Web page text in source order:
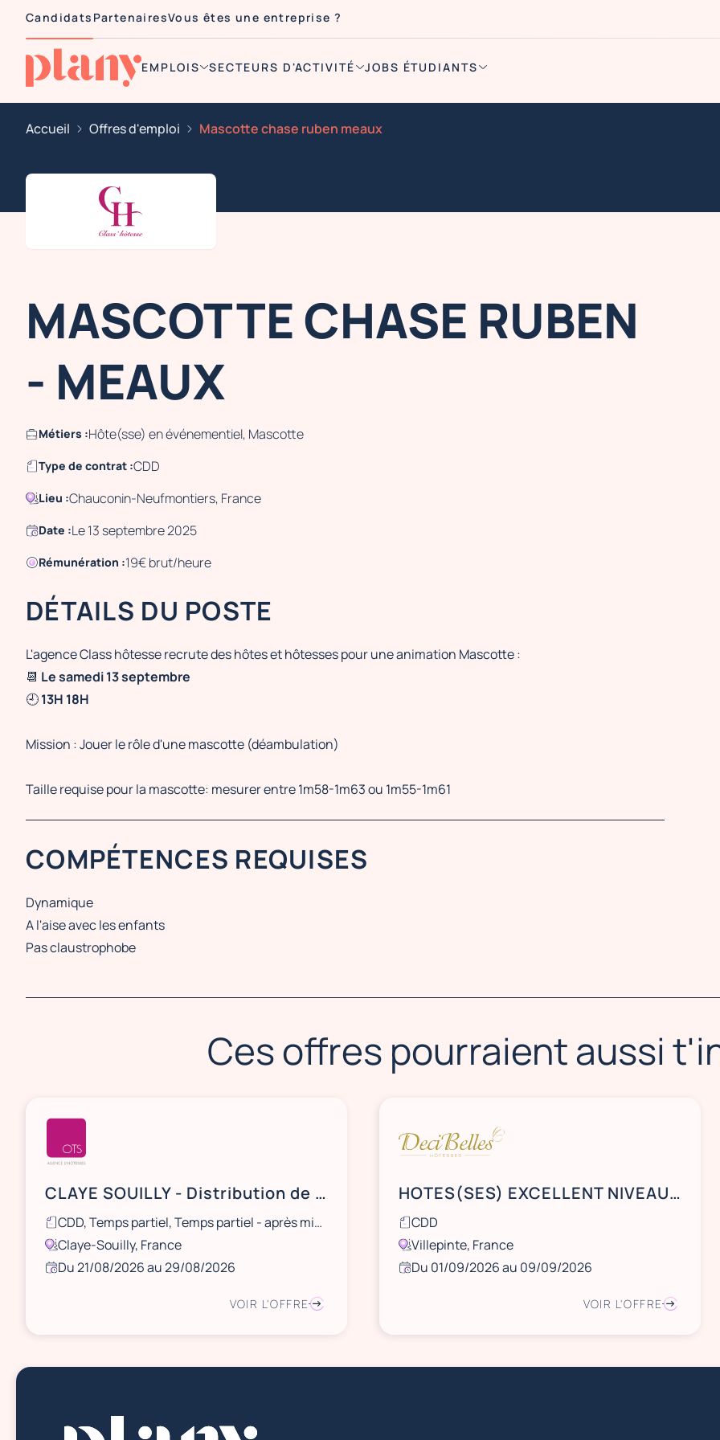
Candidats PartenairesVous êtes une entreprise ?
EMPLOIS SECTEURS D'ACTIVITÉ JOBS ÉTUDIANTS
Accueil Offres d'emploi Mascotte chase ruben meaux
MASCOTTE CHASE RUBEN
- MEAUX
Métiers :Hôte(sse) en événementiel, Mascotte
Type de contrat :CDD
Lieu :Chauconin-Neufmontiers, France
Date :Le 13 septembre 2025
Rémunération :19€ brut/heure
DÉTAILS DU POSTE
L'agence Class hôtesse recrute des hôtes et hôtesses pour une animation Mascotte :
📆 Le samedi 13 septembre
🕘13H 18H
Mission : Jouer le rôle d'une mascotte (déambulation)
Taille requise pour la mascotte: mesurer entre 1m58-1m63 ou 1m55-1m61
COMPÉTENCES REQUISES
Dynamique
A l'aise avec les enfants
Pas claustrophobe
Ces offres pourraient aussi
CLAYE SOUILLY - Distribution de flyers NOCIBÉ - 21 et 22 août / 28 et 29 août
CDD, Temps partiel, Temps partiel - après midi, Ponctuel
Claye-Souilly, France
Du 21/08/2026 au 29/08/2026
VOIR L'OFFRE
HOTES(SES) EXCELLENT NIVEAU D' ANGLAIS DU 1er AU 9 SEPTEMBRE A VILLEPINTE A PARTIR DE 6H DU MATIN
CDD
Villepinte, France
Du 01/09/2026 au 09/09/2026
VOIR L'OFFRE